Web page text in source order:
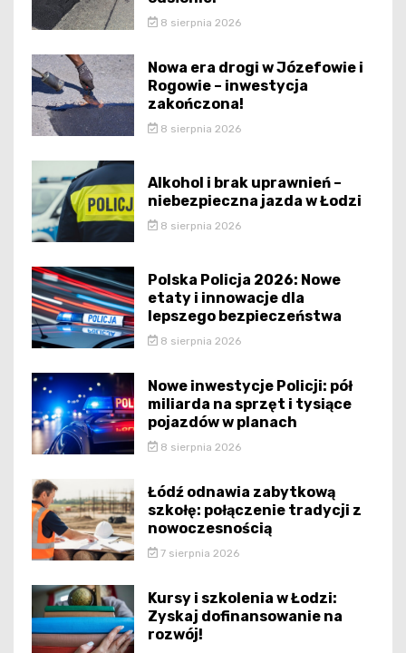
8 sierpnia 2026
Nowa era drogi w Józefowie i
Rogowie – inwestycja
zakończona!
8 sierpnia 2026
Alkohol i brak uprawnień –
niebezpieczna jazda w Łodzi
8 sierpnia 2026
Polska Policja 2026: Nowe
etaty i innowacje dla
lepszego bezpieczeństwa
8 sierpnia 2026
Nowe inwestycje Policji: pół
miliarda na sprzęt i tysiące
pojazdów w planach
8 sierpnia 2026
Łódź odnawia zabytkową
szkołę: połączenie tradycji z
nowoczesnością
7 sierpnia 2026
Kursy i szkolenia w Łodzi:
Zyskaj dofinansowanie na
rozwój!